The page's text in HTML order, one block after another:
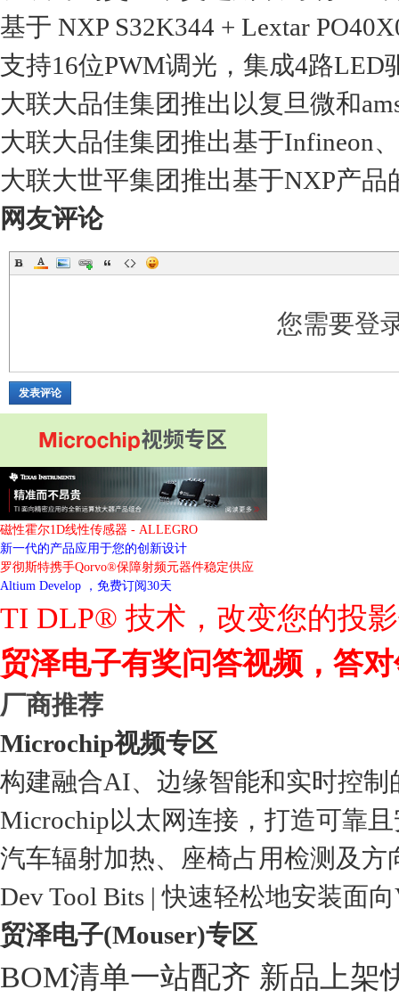
基于 NXP S32K344 + Lextar
支持16位PWM调光，集成4路LED
大联大品佳集团推出以复旦微和
大联大品佳集团推出基于Infineon
大联大世平集团推出基于NXP产
网友评论
您需要登
发表评论
磁性霍尔1D线性传感器 - ALLEGRO
新一代的产品应用于您的创新设计
罗彻斯特携手Qorvo®保障射频元器件稳定供应
Altium Develop ，免费订阅30天
TI DLP® 技术，改变您的投
贸泽电子有奖问答视频，答
厂商推荐
Microchip视频专区
构建融合AI、边缘智能和实时控制
Microchip以太网连接，打造可靠
汽车辐射加热、座椅占用检测及
Dev Tool Bits | 快速轻松地安装面
贸泽电子(Mouser)专区
BOM清单一站配齐 新品上架